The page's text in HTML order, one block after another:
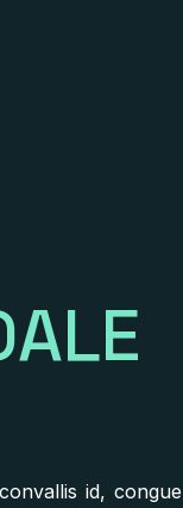
id, congue